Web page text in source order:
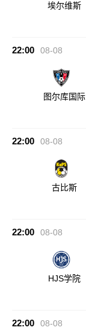
埃尔维斯
22:00 08-08
图尔库国际
22:00 08-08
古比斯
22:00 08-08
HJS学院
22:00 08-08